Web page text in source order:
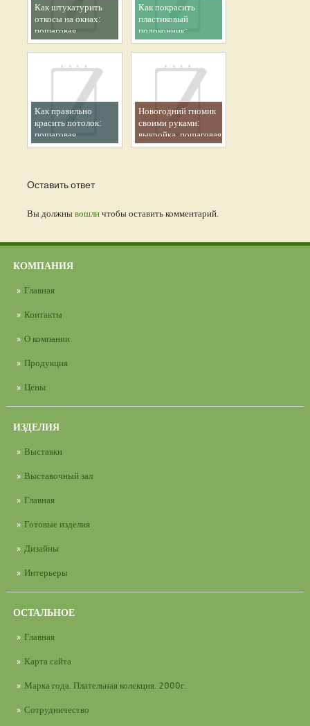
Как штукатурить
откосы на окнах:
пошаговая
инструкция
Как покрасить
пластиковый
подоконник:
инструкция и советы
для работы своими
руками
Как правильно
красить потолок:
пошаговая
инструкция и
Новогодний гномик
своими руками:
выкройка, пошаговая
инструкция и
Оставить ответ
Вы должнывошличтобы оставить комментарий.
КОМПАНИЯ
Главная
Контакты
О компании
Продукция
Цены
ИЗДЕЛИЯ
Выставки
Выставочный зал
Главная
Готовые изделия
Дизайны
Интерьеры
ОСТАЛЬНОЕ
Главная
Карта сайта
Марка года. Плательная колекция. 2000г.
Сотрудничество